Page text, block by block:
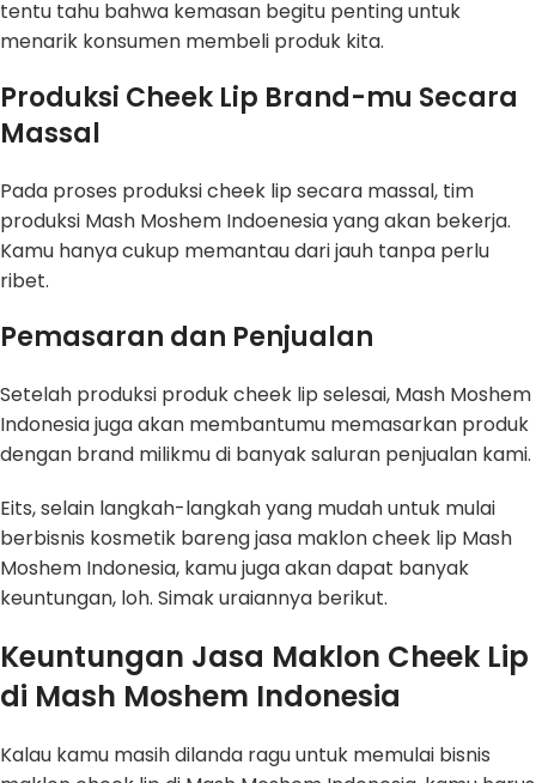
tentu tahu bahwa kemasan begitu penting untuk
menarik konsumen membeli produk kita.
Produksi Cheek Lip Brand-mu Secara
Massal
Pada proses produksi cheek lip secara massal, tim
produksi Mash Moshem Indoenesia yang akan bekerja.
Kamu hanya cukup memantau dari jauh tanpa perlu
ribet.
Pemasaran dan Penjualan
Setelah produksi produk cheek lip selesai, Mash Moshem
Indonesia juga akan membantumu memasarkan produk
dengan brand milikmu di banyak saluran penjualan kami.
Eits, selain langkah-langkah yang mudah untuk mulai
berbisnis kosmetik bareng jasa maklon cheek lip Mash
Moshem Indonesia, kamu juga akan dapat banyak
keuntungan, loh. Simak uraiannya berikut.
Keuntungan Jasa Maklon Cheek Lip
di Mash Moshem Indonesia
Kalau kamu masih dilanda ragu untuk memulai bisnis